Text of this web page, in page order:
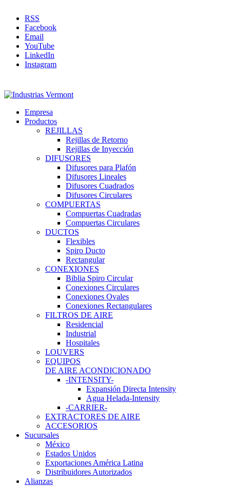
RSS
Facebook
Email
YouTube
LinkedIn
Instagram
Empresa
Productos
REJILLAS
Rejillas de Retorno
Rejillas de Inyección
DIFUSORES
Difusores para Plafón
Difusores Lineales
Difusores Cuadrados
Difusores Circulares
COMPUERTAS
Compuertas Cuadradas
Compuertas Circulares
DUCTOS
Flexibles
Spiro Ducto
Rectangular
CONEXIONES
Biblia Spiro Circular
Conexiones Circulares
Conexiones Ovales
Conexiones Rectangulares
FILTROS DE AIRE
Residencial
Industrial
Hospitales
LOUVERS
EQUIPOS
DE AIRE ACONDICIONADO
-INTENSITY-
Expansión Directa Intensity
Agua Helada-Intensity
-CARRIER-
EXTRACTORES DE AIRE
ACCESORIOS
Sucursales
México
Estados Unidos
Exportaciones América Latina
Distribuidores Autorizados
Alianzas